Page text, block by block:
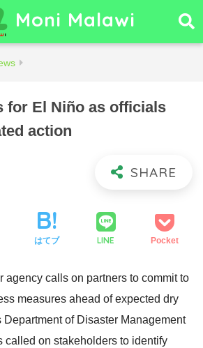
Moni Malawi
for El Niño as officials
action
はてブ LINE Pocket
agency calls on partners to commit to
measures ahead of expected dry
Department of Disaster Management
called on stakeholders to identify